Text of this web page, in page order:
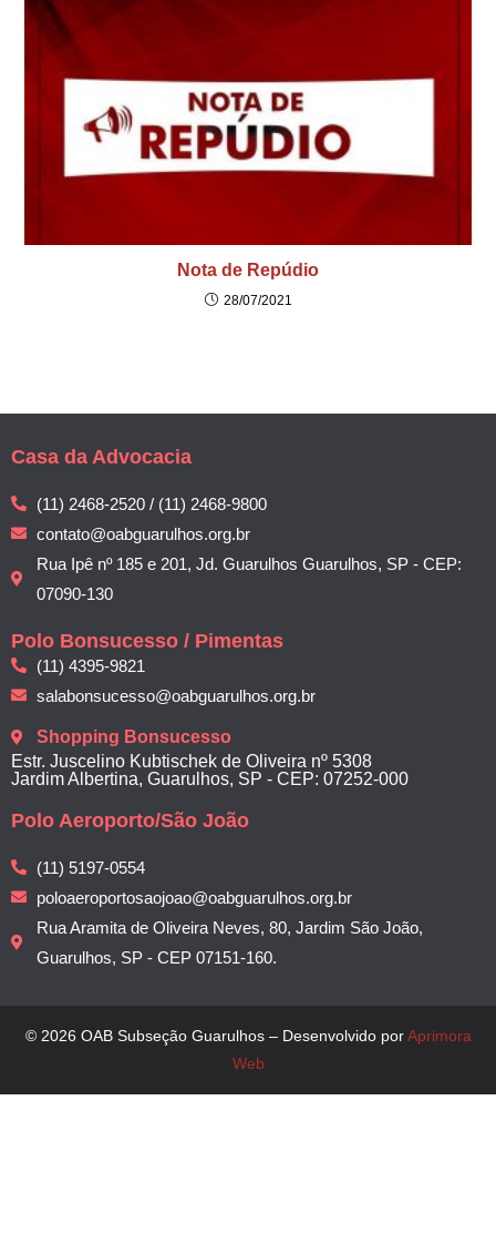
Nota de Repúdio
28/07/2021
Casa da Advocacia
(11) 2468-2520 / (11) 2468-9800
contato@oabguarulhos.org.br
Rua Ipê nº 185 e 201, Jd. Guarulhos Guarulhos, SP - CEP:
07090-130
Polo Bonsucesso / Pimentas
(11) 4395-9821
salabonsucesso@oabguarulhos.org.br
Shopping Bonsucesso
Estr. Juscelino Kubtischek de Oliveira nº 5308
Jardim Albertina, Guarulhos, SP - CEP: 07252-000
Polo Aeroporto/São João
(11) 5197-0554
poloaeroportosaojoao@oabguarulhos.org.br
Rua Aramita de Oliveira Neves, 80, Jardim São João,
Guarulhos, SP - CEP 07151-160.
© 2026 OAB Subseção Guarulhos – Desenvolvido porAprimora
Web